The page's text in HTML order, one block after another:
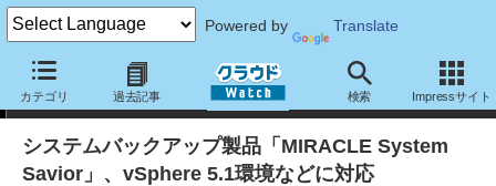
Powered by Translate
カテゴリ 過去記事 検索 Impressサイト
ニュース
システムバックアップ製品「MIRACLE System
Savior」、vSphere 5.1環境などに対応